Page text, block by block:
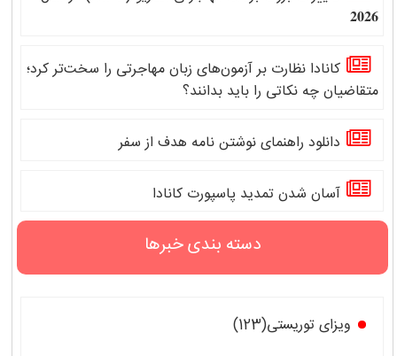
𝟐𝟎𝟐𝟔
کانادا نظارت بر آزمون‌های زبان مهاجرتی را سخت‌تر کرد؛
متقاضیان چه نکاتی را باید بدانند؟
دانلود راهنمای نوشتن نامه هدف از سفر
آسان شدن تمدید پاسپورت کانادا
دسته بندی خبرها
ویزای توریستی(123)